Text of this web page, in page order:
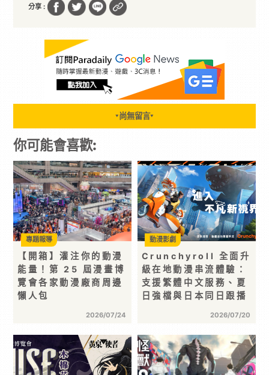
分享 :
▼ 尚無留言▼
你可能會喜歡:
【開箱】灌注你的動漫
能量！第 25 屆漫畫博
覽會各家動漫廠商周邊
懶人包
2026/07/24
專題報導
Crunchyroll 全面升
級在地動漫串流體驗：
支援繁體中文服務、夏
日強檔與日本同日跟播
2026/07/20
動漫影劇